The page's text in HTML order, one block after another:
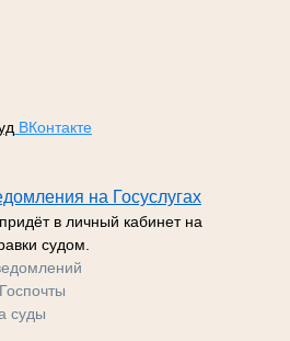
ВКонтакте
на Госуслугах
в личный кабинет на
судом.
суды